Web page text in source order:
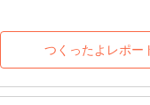
つくったよレポー